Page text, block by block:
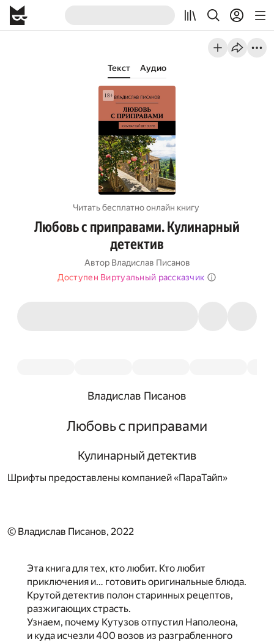
Текст Аудио
Читать бесплатно онлайн книгу
Любовь с приправами. Кулинарный
детектив
Автор Владислав Писанов
Доступен Виртуальный рассказчик
Владислав Писанов
Любовь с приправами
Кулинарный детектив
Шрифты предоставлены компанией «ПараТайп»
© Владислав Писанов, 2022
Эта книга для тех, кто любит. Кто любит
приключения и… готовить оригинальные блюда.
Крутой детектив полон старинных рецептов,
разжигающих страсть.
Узнаем, почему Кутузов отпустил Наполеона,
и куда исчезли 400 возов из разграбленного